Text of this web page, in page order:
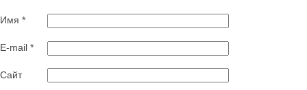
Имя *
E-mail *
Сайт